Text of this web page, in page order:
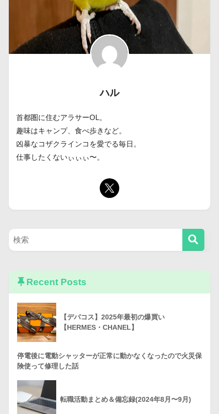
ハル
首都圏に住むアラサーOL。
趣味はキャンプ、食べ歩きなど。
凶暴なコザクラインコを愛でる毎日。
仕事したくないぃぃぃ〜。
Recent Posts
【デパコス】2025年最初の爆買い
【HERMES・CHANEL】
停電後に電動シャッターが正常に動かなくなったので火災保
険使って修理した話
転職活動まとめ＆備忘録(2024年8月〜9月)